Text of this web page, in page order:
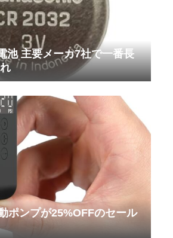
池 主要メーカ7社で一番長
ポンプが25%OFFのセール